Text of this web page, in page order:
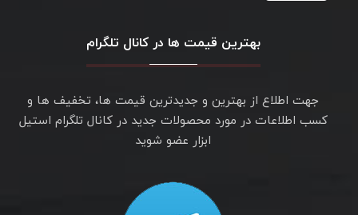
بهترین قیمت ها در کانال تلگرام
جهت اطلاع از بهترین و جدیدترین قیمت ها، تخفیف ها و
کسب اطلاعات در مورد محصولات جدید در کانال تلگرام استیل
ابزار عضو شوید